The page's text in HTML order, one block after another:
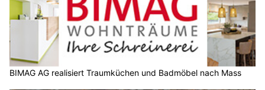
BIMAG AG realisiert Traumküchen und Badmöbel nach Mass